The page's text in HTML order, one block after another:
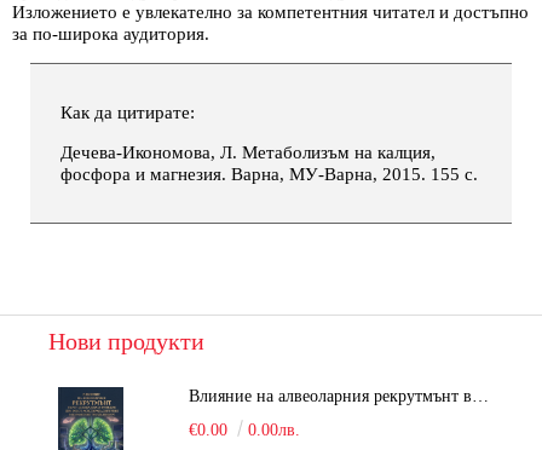
Изложението е увлекателно за компетентния читател и достъпно
за по-широка аудитория.
Как да цитирате:
Дечева-Икономова, Л. Метаболизъм на калция,
фосфора и магнезия. Варна, МУ-Варна, 2015. 155 с.
Нови продукти
€0.00
0.00лв.